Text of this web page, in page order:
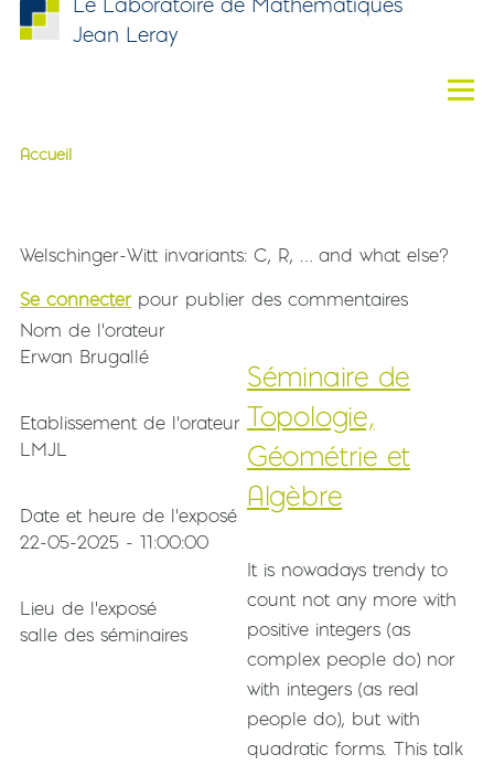
Aller au contenu principal
Jean Leray
Fil d'Ariane
Accueil
Welschinger-Witt invariants: C,
Title - HTML
Welschinger-Witt invariants: C, R, … and what else?
Se connecter pour publier des commentaires
Nom de l'orateur
Erwan Brugallé
Etablissement de l'orateur
LMJL
Date et heure de l'exposé
22-05-2025 - 11:00:00
Lieu de l'exposé
salle des séminaires
Séminaire de
Topologie,
Géométrie et
Algèbre
Résumé de l'exposé
It is nowadays trendy to
count not any more with
positive integers (as
complex people do) nor
with integers (as real
people do), but with
quadratic forms. This talk